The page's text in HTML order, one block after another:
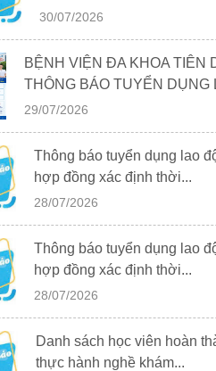
30/07/2026
BỆNH VIỆN ĐA KHOA TIÊN
THÔNG BÁO TUYỂN DỤNG
29/07/2026
Thông báo tuyển dụng lao
hợp đồng xác định thời...
28/07/2026
Thông báo tuyển dụng lao
hợp đồng xác định thời...
28/07/2026
Danh sách học viên hoàn
thực hành nghề khám...